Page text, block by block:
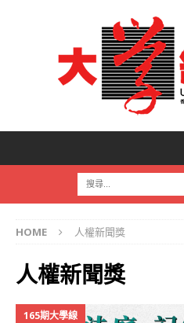
HOME 人權新聞獎
人權新聞獎
165期大學線